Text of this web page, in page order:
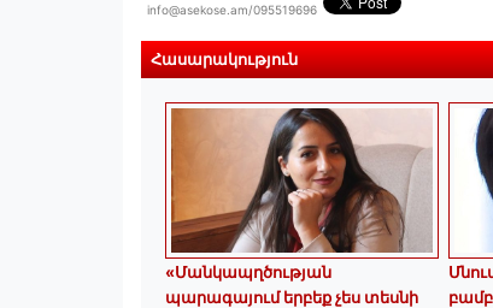
info@asekose.am/095519696
Հասարակություն
«Մանկապղծության
պարագայում երբեք չես տեսնի